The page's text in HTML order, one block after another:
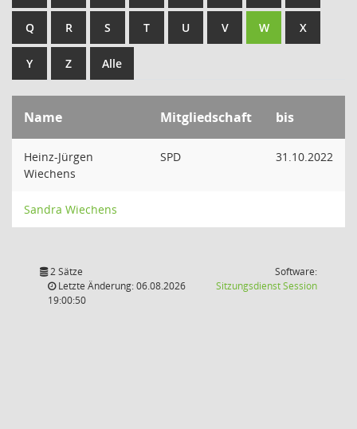
Q R S T U V W X
Y Z Alle
Name Mitgliedschaft bis
Heinz-Jürgen
Wiechens
SPD 31.10.2022
Sandra Wiechens
2 Sätze
Letzte Änderung: 06.08.2026
19:00:50
Software:
SitzungsdienstSession(Wird in